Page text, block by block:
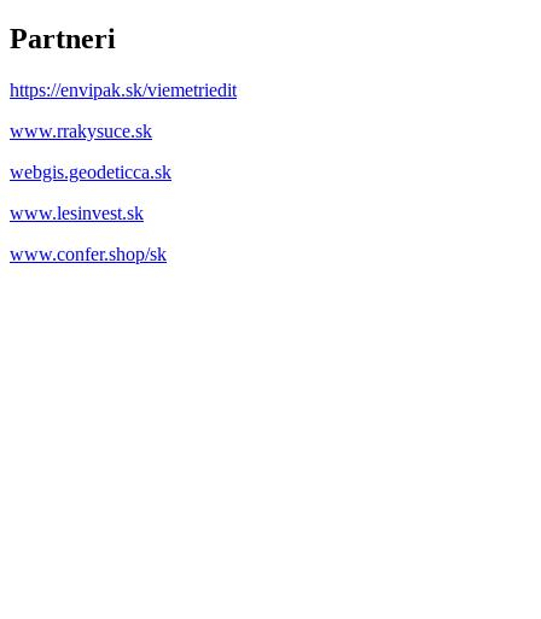
Partneri
https://envipak.sk/viemetriedit
www.rrakysuce.sk
webgis.geodeticca.sk
www.lesinvest.sk
www.confer.shop/sk